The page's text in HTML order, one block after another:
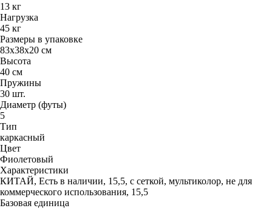
13 кг
Нагрузка
45 кг
Размеры в упаковке
83х38х20 см
Высота
40 см
Пружины
30 шт.
Диаметр (футы)
5
Тип
каркасный
Цвет
Фиолетовый
Характеристики
КИТАЙ, Есть в наличии, 15,5, с сеткой, мультиколор, не для
коммерческого использования, 15,5
Базовая единица